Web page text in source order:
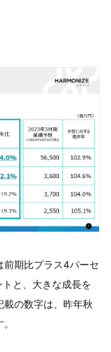
前期比プラス4パーセ
と、大きな成長を
の数字は、昨年秋